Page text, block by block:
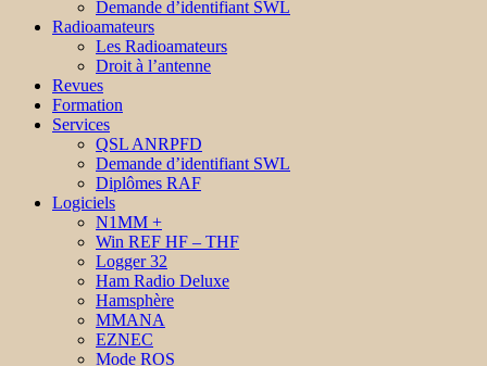
Demande d’identifiant SWL
Radioamateurs
Les Radioamateurs
Droit à l’antenne
Revues
Formation
Services
QSL ANRPFD
Demande d’identifiant SWL
Diplômes RAF
Logiciels
N1MM +
Win REF HF – THF
Logger 32
Ham Radio Deluxe
Hamsphère
MMANA
EZNEC
Mode ROS